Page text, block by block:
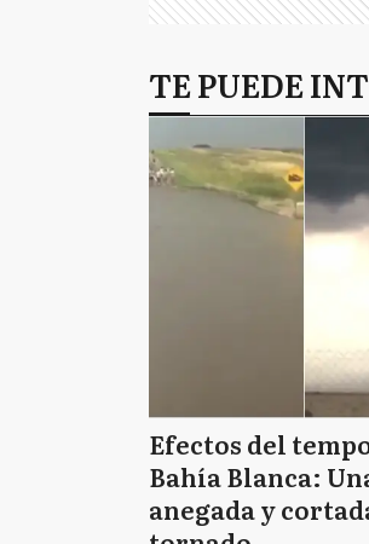
TE PUEDE
Efectos del
Bahía Blanca:
anegada y